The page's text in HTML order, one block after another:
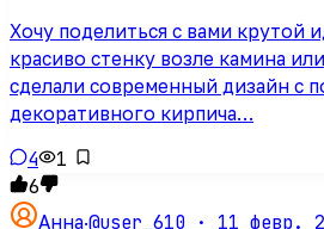
Хочу поделиться с вами крутой
красиво стенку возле камина
сделали современный дизайн с
декоративного кирпича…
4
1
6
Анна·@user_610 · 11 февр.